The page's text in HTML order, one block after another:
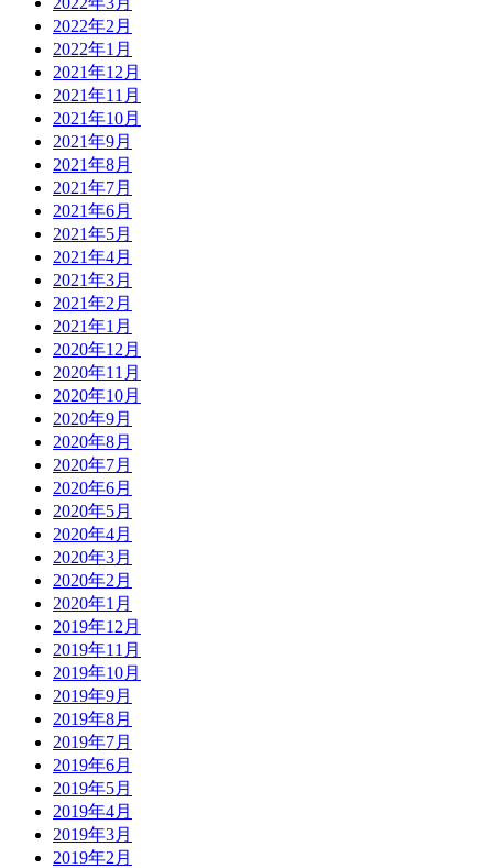
2022年2月
2022年1月
2021年12月
2021年11月
2021年10月
2021年9月
2021年8月
2021年7月
2021年6月
2021年5月
2021年4月
2021年3月
2021年2月
2021年1月
2020年12月
2020年11月
2020年10月
2020年9月
2020年8月
2020年7月
2020年6月
2020年5月
2020年4月
2020年3月
2020年2月
2020年1月
2019年12月
2019年11月
2019年10月
2019年9月
2019年8月
2019年7月
2019年6月
2019年5月
2019年4月
2019年3月
2019年2月